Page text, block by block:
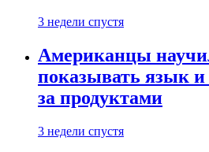
3 недели спустя
Американцы
показывать язык и
за продуктами
3 недели спустя